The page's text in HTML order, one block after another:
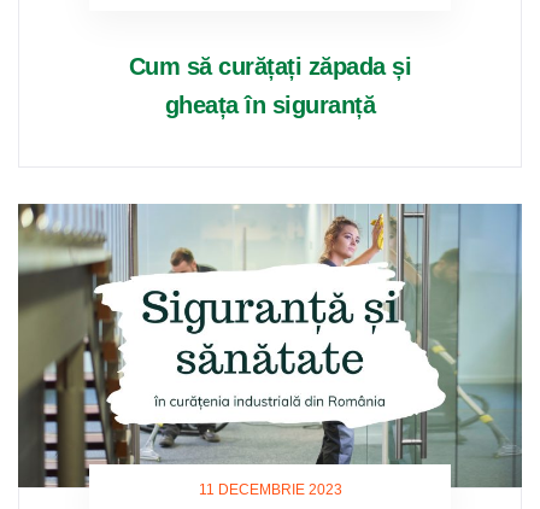
Cum să curățați zăpada și
gheața în siguranță
11 DECEMBRIE 2023